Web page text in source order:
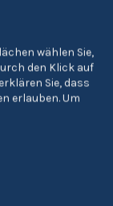
wählen Sie,
den Klick auf
Sie, dass
erlauben.Um